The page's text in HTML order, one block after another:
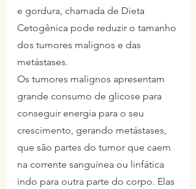
e gordura, chamada de Dieta
Cetogênica pode reduzir o tamanho
dos tumores malignos e das
metástases.
Os tumores malignos apresentam
grande consumo de glicose para
conseguir energia para o seu
crescimento, gerando metástases,
que são partes do tumor que caem
na corrente sanguínea ou linfática
indo para outra parte do corpo. Elas